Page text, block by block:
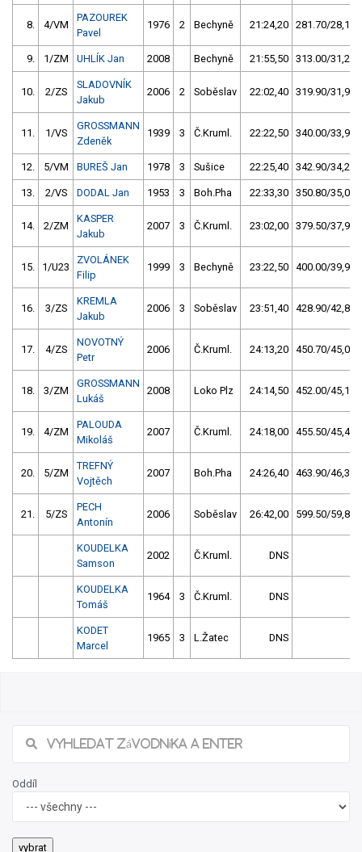
8. 4/VM
PAZOUREK
Pavel
1976 2 Bechyně 21:24,20 281.70/28,1
9. 1/ZM UHLÍK Jan 2008 Bechyně 21:55,50 313.00/31,2
10. 2/ZS
SLADOVNÍK
Jakub
2006 2 Soběslav 22:02,40 319.90/31,9
11. 1/VS
GROSSMANN
Zdeněk
1939 3 Č.Kruml. 22:22,50 340.00/33,9
12. 5/VM BUREŠ Jan 1978 3 Sušice 22:25,40 342.90/34,2
13. 2/VS DODAL Jan 1953 3 Boh.Pha 22:33,30 350.80/35,0
14. 2/ZM
KASPER
Jakub
2007 3 Č.Kruml. 23:02,00 379.50/37,9
15. 1/U23
ZVOLÁNEK
Filip
1999 3 Bechyně 23:22,50 400.00/39,9
16. 3/ZS
KREMLA
Jakub
2006 3 Soběslav 23:51,40 428.90/42,8
17. 4/ZS
NOVOTNÝ
Petr
2006 Č.Kruml. 24:13,20 450.70/45,0
18. 3/ZM
GROSSMANN
Lukáš
2008 Loko Plz 24:14,50 452.00/45,1
19. 4/ZM
PALOUDA
Mikoláš
2007 Č.Kruml. 24:18,00 455.50/45,4
20. 5/ZM
TREFNÝ
Vojtěch
2007 Boh.Pha 24:26,40 463.90/46,3
21. 5/ZS
PECH
Antonín
2006 Soběslav 26:42,00 599.50/59,8
KOUDELKA
Samson
2002 Č.Kruml. DNS
KOUDELKA
Tomáš
1964 3 Č.Kruml. DNS
KODET
Marcel
1965 3 L.Žatec DNS
Oddíl